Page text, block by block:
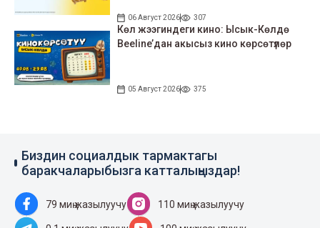
06 Август 2026 307
Көл жээгиндеги кино: Ысык-Көлдө
Beeline’дан акысыз кино көрсөтүлөр
05 Август 2026 375
Биздин социалдык тармактагы
баракчаларыбызга катталыңыздар!
79 миң жазылуучу 110 миң жазылуучу